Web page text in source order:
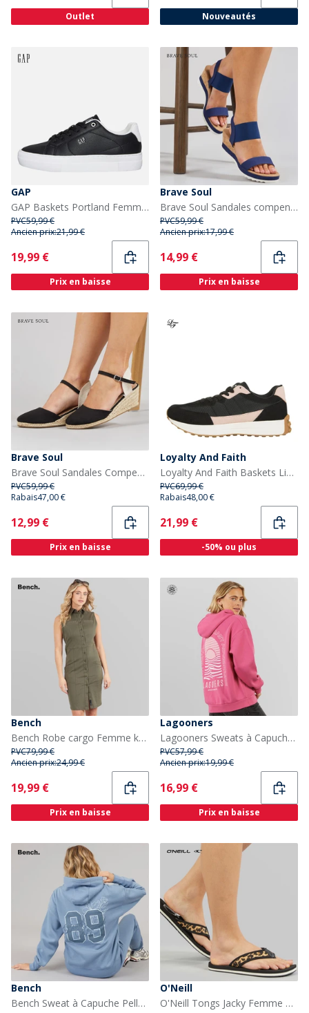
Outlet Nouveautés
GAP
GAP Baskets Portland Femme Noir
PVC59,99 €
Ancien prix:21,99 €
Current
19,99 €
Prix en baisse
Brave Soul
Brave Soul Sandales compensées Cher Femme Navy/Tan
PVC59,99 €
Ancien prix:17,99 €
Current
14,99 €
Prix en baisse
Brave Soul
Brave Soul Sandales Compensées Berry Femme Noir
PVC59,99 €
Rabais47,00 €
Current
12,99 €
Prix en baisse
Loyalty And Faith
Loyalty And Faith Baskets Livia Femme Noir
PVC69,99 €
Rabais48,00 €
Current
21,99 €
-50% ou plus
Bench
Bench Robe cargo Femme kaki
PVC79,99 €
Ancien prix:24,99 €
Current
19,99 €
Prix en baisse
Lagooners
Lagooners Sweats à Capuche South Beach Femme Rose
PVC57,99 €
Ancien prix:19,99 €
Current
16,99 €
Prix en baisse
Bench
Bench Sweat à Capuche Pella Femme Dusky Blue
O'Neill
O'Neill Tongs Jacky Femme Leopard